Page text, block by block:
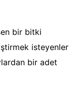
bir bitki
isteyenler
bir adet